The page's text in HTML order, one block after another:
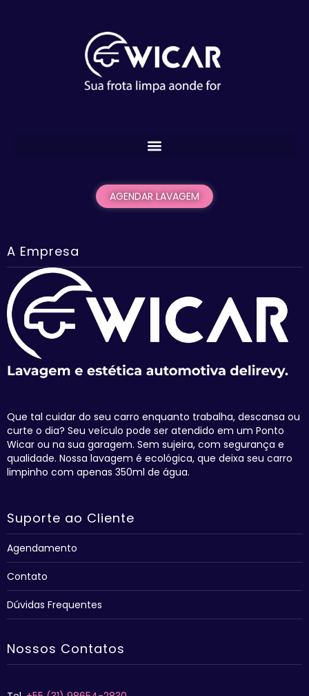
AGENDAR LAVAGEM
A Empresa
Que tal cuidar do seu carro enquanto trabalha, descansa ou
curte o dia? Seu veículo pode ser atendido em um Ponto
Wicar ou na sua garagem. Sem sujeira, com segurança e
qualidade. Nossa lavagem é ecológica, que deixa seu carro
limpinho com apenas 350ml de água.
Suporte ao Cliente
Agendamento
Contato
Dúvidas Frequentes
Nossos Contatos